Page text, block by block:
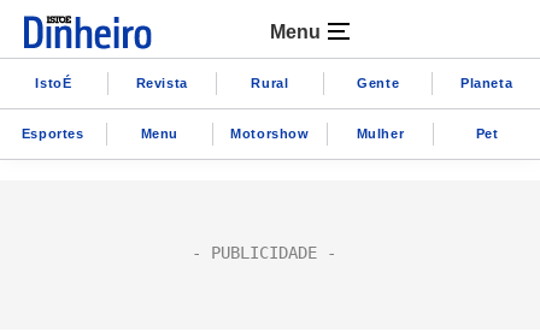
Menu
IstoÉ Revista Rural Gente Planeta
Esportes Menu Motorshow Mulher Pet